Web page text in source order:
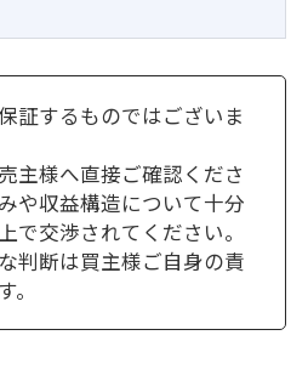
証するものではございま
主様へ直接ご確認くださ
や収益構造について十分
で交渉されてください。
判断は買主様ご自身の責